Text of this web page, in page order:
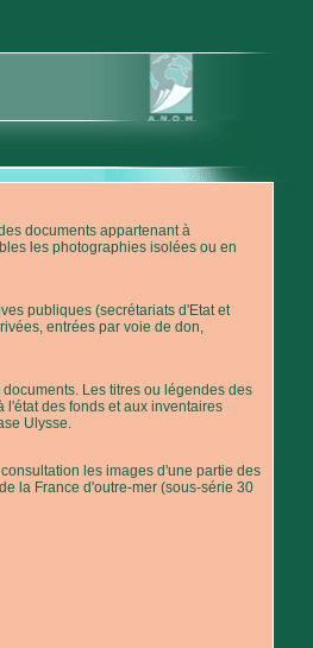
documents appartenant à
les photographies isolées ou en
publiques (secrétariats d'Etat et
entrées par voie de don,
Les titres ou légendes des
des fonds et aux inventaires
Ulysse.
les images d'une partie des
la France d'outre-mer (sous-série 30